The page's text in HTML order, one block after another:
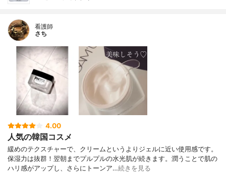
看護師
さち
4.00
人気の韓国コスメ
緩めのテクスチャーで、クリームというよりジェルに近い使用感です。
保湿力は抜群！翌朝までプルプルの水光肌が続きます。潤うことで肌の
ハリ感がアップし、さらにトーンア…続きを見る